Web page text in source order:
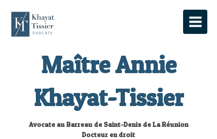
Maître Annie
Khayat-Tissier
Avocate au Barreau de Saint-Denis de La Réunion
Docteur en droit